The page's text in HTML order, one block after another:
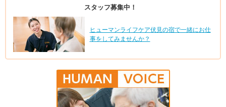
スタッフ募集中！
ヒューマンライフケア伏見の宿で一緒にお仕
事をしてみませんか？